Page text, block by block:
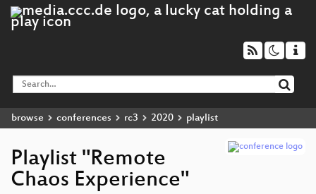
browse conferences rc3 2020 playlist
Playlist "Remote
Chaos Experience"